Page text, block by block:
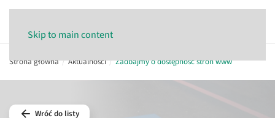
Skip to main content
Strona główna Aktualności Zadbajmy o dostępność stron www
Wróć do listy